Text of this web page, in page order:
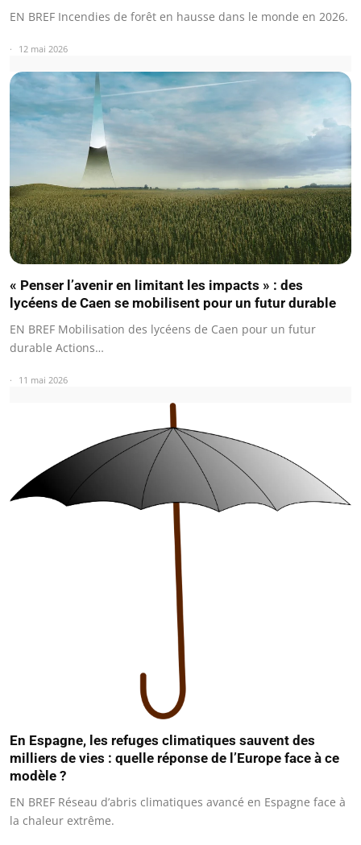
EN BREF Incendies de forêt en hausse dans le monde en 2026.
12 mai 2026
« Penser l’avenir en limitant les impacts » : des
lycéens de Caen se mobilisent pour un futur durable
EN BREF Mobilisation des lycéens de Caen pour un futur
durable Actions…
11 mai 2026
En Espagne, les refuges climatiques sauvent des
milliers de vies : quelle réponse de l’Europe face à ce
modèle ?
EN BREF Réseau d’abris climatiques avancé en Espagne face à
la chaleur extrême.